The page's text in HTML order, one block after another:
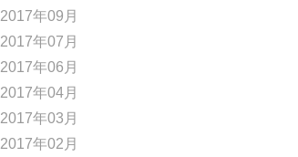
2017年09月
2017年07月
2017年06月
2017年04月
2017年03月
2017年02月